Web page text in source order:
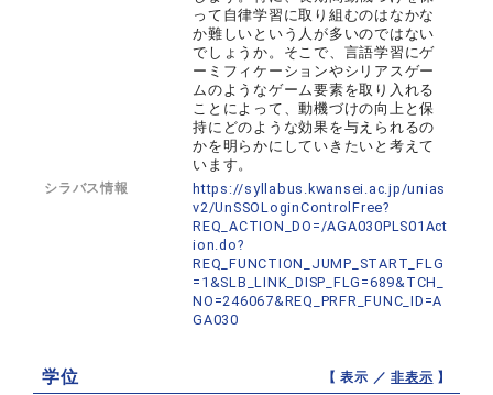
って自律学習に取り組むのはなかな
か難しいという人が多いのではない
でしょうか。そこで、言語学習にゲ
ーミフィケーションやシリアスゲー
ムのようなゲーム要素を取り入れる
ことによって、動機づけの向上と保
持にどのような効果を与えられるの
かを明らかにしていきたいと考えて
います。
シラバス情報
https://syllabus.kwansei.ac.jp/unias
v2/UnSSOLoginControlFree?
REQ_ACTION_DO=/AGA030PLS01Act
ion.do?
REQ_FUNCTION_JUMP_START_FLG
=1&SLB_LINK_DISP_FLG=689&TCH_
NO=246067&REQ_PRFR_FUNC_ID=A
GA030
学位 【 表示 ／非表示 】